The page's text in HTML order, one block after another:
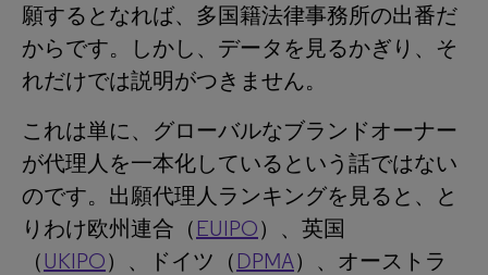
願するとなれば、多国籍法律事務所の出番だ
からです。しかし、データを見るかぎり、そ
れだけでは説明がつきません。
これは単に、グローバルなブランドオーナー
が代理人を一本化しているという話ではない
のです。出願代理人ランキングを見ると、と
りわけ欧州連合（ EUIPO）、英国
（UKIPO）、ドイツ（ DPMA）、オーストラ